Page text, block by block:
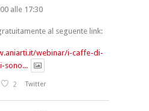
alle 17:30
al seguente link:
webinar/i-caffe-di-
sono...
2 Twitter